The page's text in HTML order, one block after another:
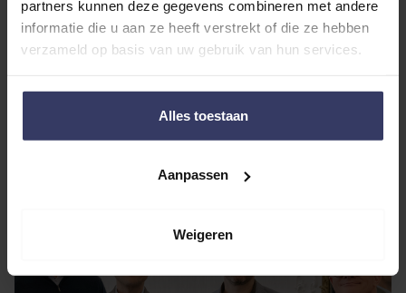
partners kunnen deze gegevens combineren met andere
informatie die u aan ze heeft verstrekt of die ze hebben
verzameld op basis van uw gebruik van hun services.
Alles toestaan
Aanpassen
Weigeren
“Involved and
energetic”